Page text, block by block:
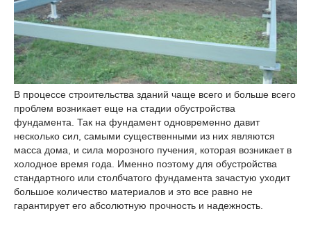
В процессе строительства зданий чаще всего и больше всего
проблем возникает еще на стадии обустройства
фундамента. Так на фундамент одновременно давит
несколько сил, самыми существенными из них являются
масса дома, и сила морозного пучения, которая возникает в
холодное время года. Именно поэтому для обустройства
стандартного или столбчатого фундамента зачастую уходит
большое количество материалов и это все равно не
гарантирует его абсолютную прочность и надежность.